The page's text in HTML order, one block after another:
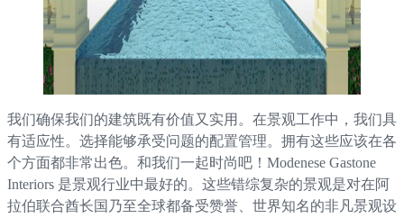
我们确保我们的建筑既有价值又实用。在景观工作中，我们具
有适应性。选择能够承受问题的配置管理。拥有这些应该在各
个方面都非常出色。和我们一起时尚吧！Modenese Gastone
Interiors 是景观行业中最好的。这些错综复杂的景观是对在阿
拉伯联合酋长国乃至全球都备受赞誉、世界知名的非凡景观设